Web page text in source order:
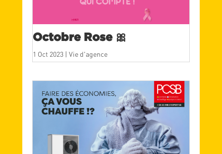
Octobre Rose 🎀
1 Oct 2023| Vie d'agence